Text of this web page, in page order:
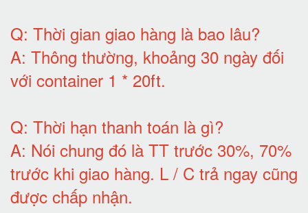
Q: Thời gian giao hàng là bao lâu?
A: Thông thường, khoảng 30 ngày đối
với container 1 * 20ft.
Q: Thời hạn thanh toán là gì?
A: Nói chung đó là TT trước 30%, 70%
trước khi giao hàng. L / C trả ngay cũng
được chấp nhận.